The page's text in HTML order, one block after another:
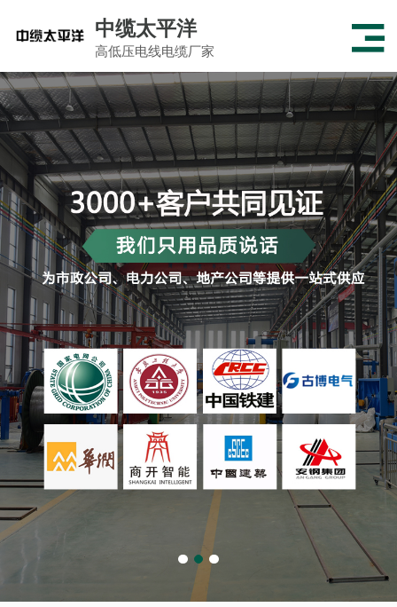
中缆太平洋
高低压电线电缆厂家